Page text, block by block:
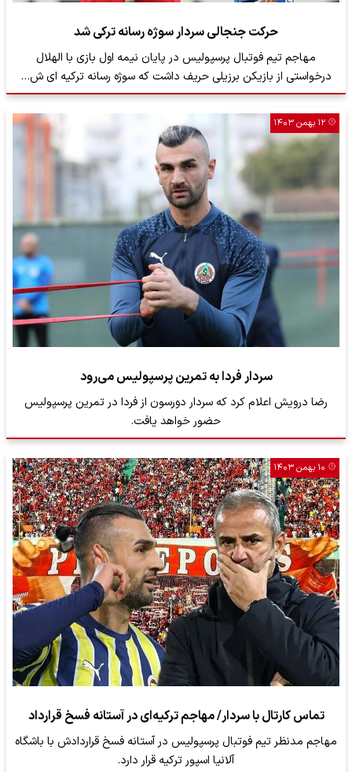
حرکت جنجالی سردار سوژه رسانه ترکی شد
مهاجم تیم فوتبال پرسپولیس در پایان نیمه اول بازی با الهلال
درخواستی از بازیکن برزیلی حریف داشت که سوژه رسانه ترکیه ای ش…
۱۲ بهمن ۱۴۰۳
سردار فردا به تمرین پرسپولیس می‌رود
رضا درویش اعلام کرد که سردار دورسون از فردا در تمرین پرسپولیس
حضور خواهد یافت.
۱۰ بهمن ۱۴۰۳
تماس کارتال با سردار/ مهاجم ترکیه‌ای در آستانه فسخ قرارداد
مهاجم مدنظر تیم فوتبال پرسپولیس در آستانه فسخ قراردادش با باشگاه
آلانیا اسپور ترکیه قرار دارد.